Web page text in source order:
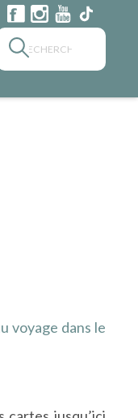
voyage dans le